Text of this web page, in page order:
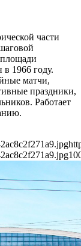
части
площади
1966 году.
матчи,
праздники,
Работает